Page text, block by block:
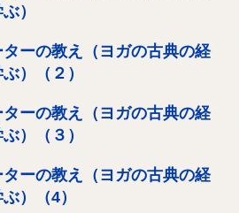
）
ーの教え（ヨガの古典の経
）（２）
ーの教え（ヨガの古典の経
）（３）
ーの教え（ヨガの古典の経
）（4）